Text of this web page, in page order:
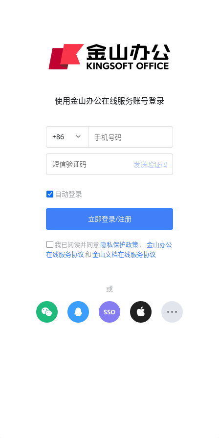
使用金山办公在线服务账号登录
+86
发送验证码
自动登录
立即登录/注册
我已阅读并同意 隐私保护政策、
金山办公
在线服务协议和金山文档在线服务协议
或